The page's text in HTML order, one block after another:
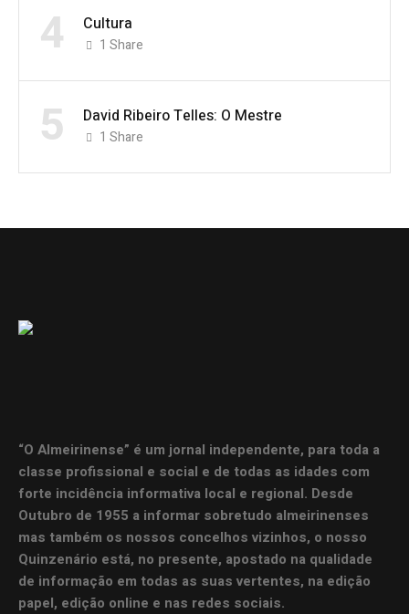
4 Cultura
1 Share
5 David Ribeiro Telles: O Mestre
1 Share
“O Almeirinense” é um jornal independente, para toda a
classe profissional e social e de todas as idades com
forte incidência informativa local e regional. Desde
Outubro de 1955 a informar sobretudo almeirinenses
mas também os nossos concelhos vizinhos, o nosso
Quinzenário está, no presente, apostado na qualidade
de informação em todas as suas vertentes, na edição
papel, edição online e nas redes sociais.